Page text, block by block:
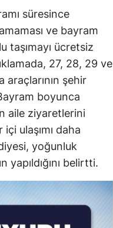
süresince
ve bayram
taşımayı ücretsiz
27, 28, 29 ve
şehir
boyunca
aile ziyaretlerini
ulaşımı daha
yoğunluk
belirtti.